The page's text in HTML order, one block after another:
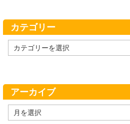
カテゴリー
テ
ー
アーカイブ
ー